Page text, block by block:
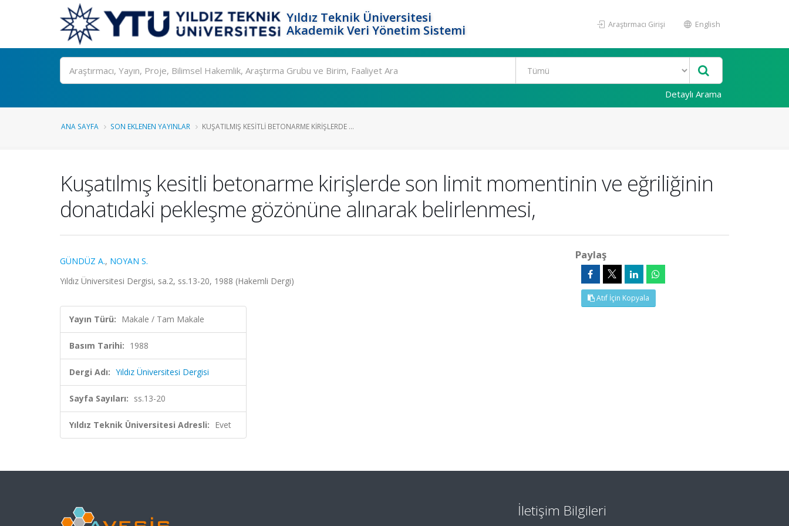
Yıldız Teknik Üniversitesi
Akademik Veri Yönetim Sistemi
Araştırmacı Girişi English
Ara
Detaylı Arama
ANA SAYFA SON EKLENEN YAYINLAR KUŞATILMIŞ KESITLI BETONARME KIRIŞLERDE ...
Kuşatılmış kesitli betonarme kirişlerde son limit momentinin ve eğriliğinin
donatıdaki pekleşme gözönüne alınarak belirlenmesi,
GÜNDÜZ A., NOYAN S.
Yıldız Üniversitesi Dergisi, sa.2, ss.13-20, 1988 (Hakemli Dergi)
Yayın Türü: Makale / Tam Makale
Basım Tarihi: 1988
Dergi Adı: Yıldız Üniversitesi Dergisi
Sayfa Sayıları: ss.13-20
Yıldız Teknik Üniversitesi Adresli: Evet
Paylaş
Atıf İçin Kopyala
İletişim Bilgileri